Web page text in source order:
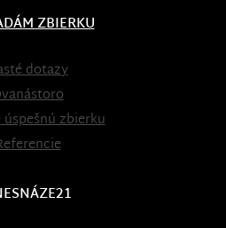
ZBIERKU
dotazy
zbierku